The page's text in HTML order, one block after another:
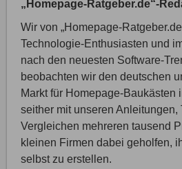
„Homepage-Ratgeber.de“-
Wir von „Homepage-
Technologie-Enthusiasten und
nach den neuesten Software-
beobachten wir den deutschen
Markt für Homepage-Baukästen
seither mit unseren Anleitungen,
Vergleichen mehreren tausend
kleinen Firmen dabei geholfen,
selbst zu erstellen.